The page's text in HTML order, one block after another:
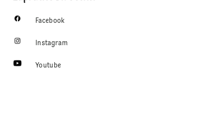
Facebook
Instagram
Youtube